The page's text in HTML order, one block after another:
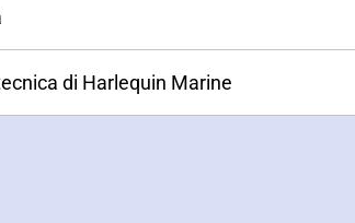
di Harlequin Marine